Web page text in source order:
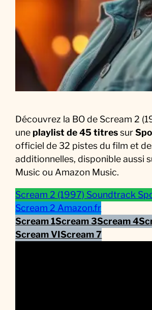
Découvrez la BO de Scream 2
une playlist de 45 titressur
officiel de 32 pistes du film et
additionnelles, disponible aussi
Music ou Amazon Music.
Scream 2 (1997) Soundtrack
Scream 2 Amazon.fr
Scream 1Scream 3Scream 4
Scream VIScream 7